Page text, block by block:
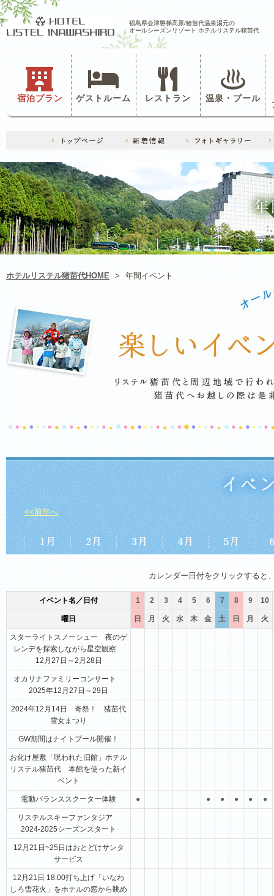
福島県会津磐梯高原/猪苗代温泉湯元の
オールシーズンリゾート ホテルリステル猪苗代
宿泊プラン ゲストルーム レストラン 温泉・プール
ホテルリステル猪苗代HOME > 年間イベント
<<前年へ
カレンダー日付をクリックすると
イベント名／日付 1 2 3 4 5 6 7 8 9 10
曜日 日 月 火 水 木 金 土 日 月 火
スターライトスノーシュー 夜のゲ
レンデを探索しながら星空観察
12月27日～2月28日
オカリナファミリーコンサート
2025年12月27日～29日
2024年12月14日 奇祭！ 猪苗代
雪女まつり
GW期間はナイトプール開催！
お化け屋敷「呪われた旧館」ホテル
リステル猪苗代 本館を使った新イ
ベント
電動バランススクーター体験 ● ● ● ● ● ●
リステルスキーファンタジア
2024-2025シーズンスタート
12月21日~25日はおとどけサンタ
サービス
12月21日 18:00打ち上げ「いなわ
しろ雪花火」をホテルの窓から眺め